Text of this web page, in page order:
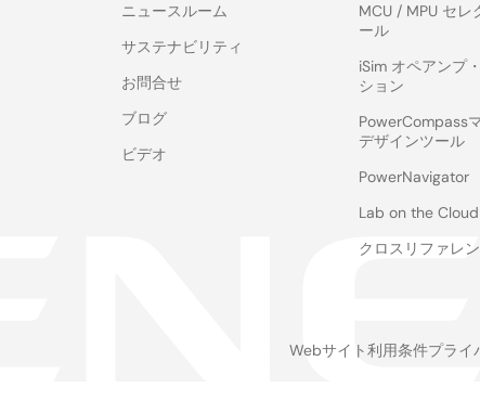
ニュースルーム
サステナビリティ
お問合せ
ブログ
ビデオ
MCU / MPU セレ
ール
iSim オペアンプ
ション
PowerCompass
デザインツール
PowerNavigator
Lab on the Cloud
クロスリファレ
Webサイト利用条件プライ